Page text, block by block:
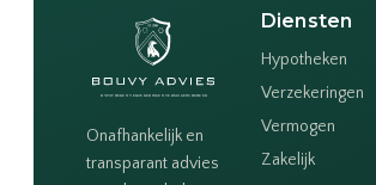
Onafhankelijk en
transparant advies
Diensten
Hypotheken
Verzekeringen
Vermogen
Zakelijk